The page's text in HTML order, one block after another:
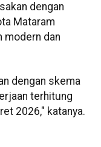
dengan
Mataram
modern dan
dengan skema
terhitung
2026," katanya.